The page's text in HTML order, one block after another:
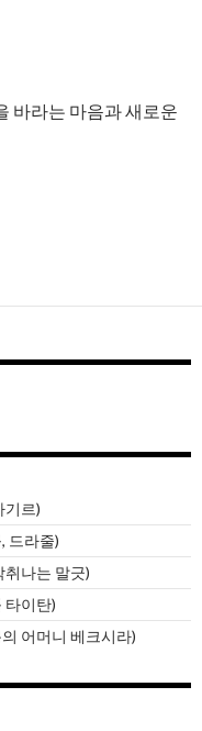
바라는 마음과 새로운
기르)
드라줄)
나는 말긋)
타이탄)
어머니 베크시라)